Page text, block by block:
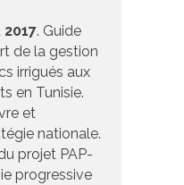
2017. Guide
de la gestion
irrigués aux
en Tunisie.
et
nationale.
projet PAP-
progressive